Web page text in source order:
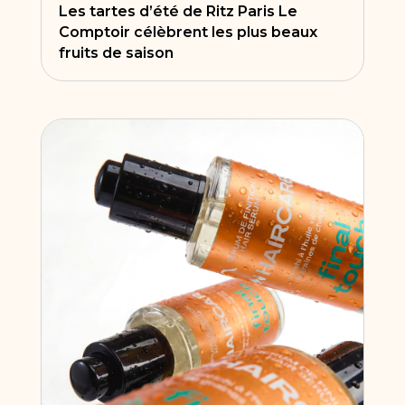
Les tartes d’été de Ritz Paris Le
Comptoir célèbrent les plus beaux
fruits de saison